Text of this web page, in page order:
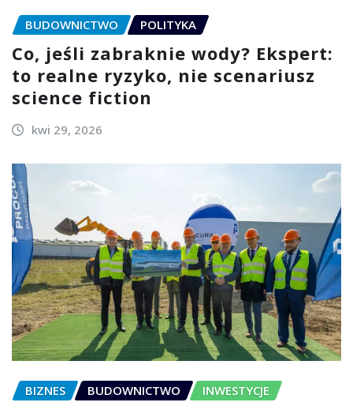
BUDOWNICTWO POLITYKA
Co, jeśli zabraknie wody? Ekspert:
to realne ryzyko, nie scenariusz
science fiction
kwi 29, 2026
BIZNES BUDOWNICTWO INWESTYCJE